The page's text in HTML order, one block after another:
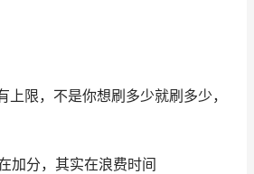
上限，不是你想刷多少就刷多少，
加分，其实在浪费时间